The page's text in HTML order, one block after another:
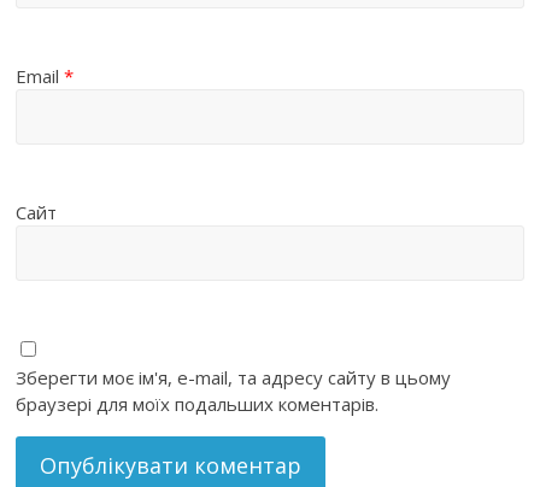
Email*
Сайт
Зберегти моє ім'я, e-mail, та адресу сайту в цьому
браузері для моїх подальших коментарів.